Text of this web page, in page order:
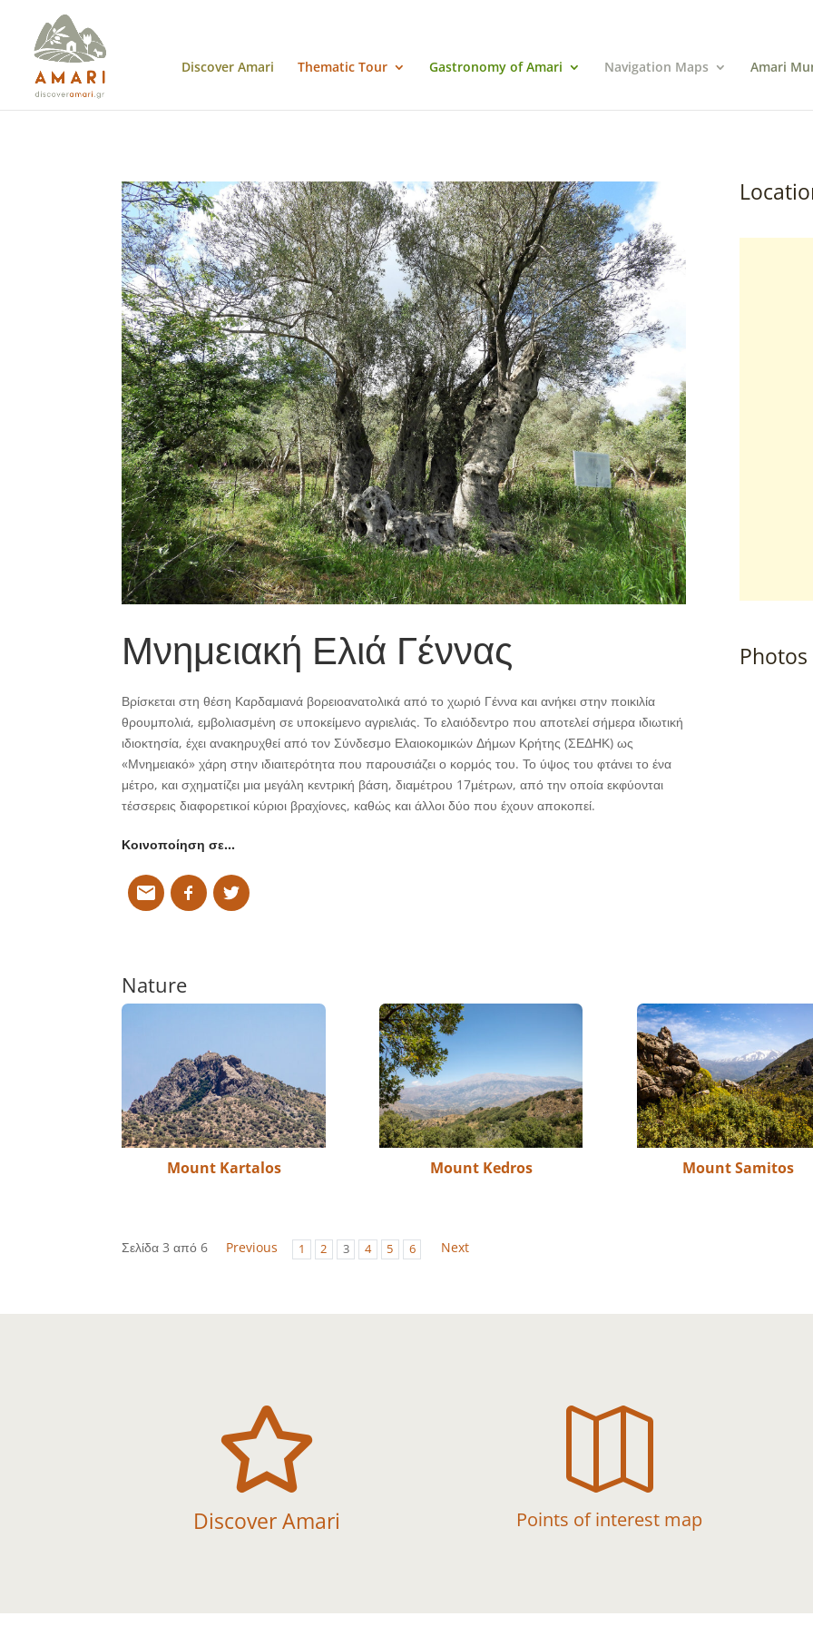
Discover Amari Thematic Tour Gastronomy of Amari Navigation Maps Amari
Μνημειακή Ελιά Γέννας
Βρίσκεται στη θέση Καρδαμιανά βορειοανατολικά από το χωριό Γέννα και ανήκει στην ποικιλία
θρουμπολιά, εμβολιασμένη σε υποκείμενο αγριελιάς. Το ελαιόδεντρο που αποτελεί σήμερα ιδιωτική
ιδιοκτησία, έχει ανακηρυχθεί από τον Σύνδεσμο Ελαιοκομικών Δήμων Κρήτης (ΣΕΔΗΚ) ως
«Μνημειακό» χάρη στην ιδιαιτερότητα που παρουσιάζει ο κορμός του. Το ύψος του φτάνει το ένα
μέτρο, και σχηματίζει μια μεγάλη κεντρική βάση, διαμέτρου 17μέτρων, από την οποία εκφύονται
τέσσερεις διαφορετικοί κύριοι βραχίονες, καθώς και άλλοι δύο που έχουν αποκοπεί.
Κοινοποίηση σε…
Photos
Nature
Mount Kartalos Mount Kedros Mount Samitos
Σελίδα 3 από 6 Previous 1 2 3 4 5 6 Next

Discover Amari

Points of interest map